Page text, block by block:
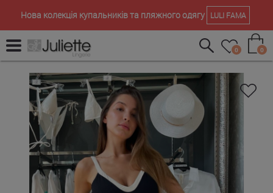
Нова колекція купальників та пляжного одягу LULI FAMA
0 0